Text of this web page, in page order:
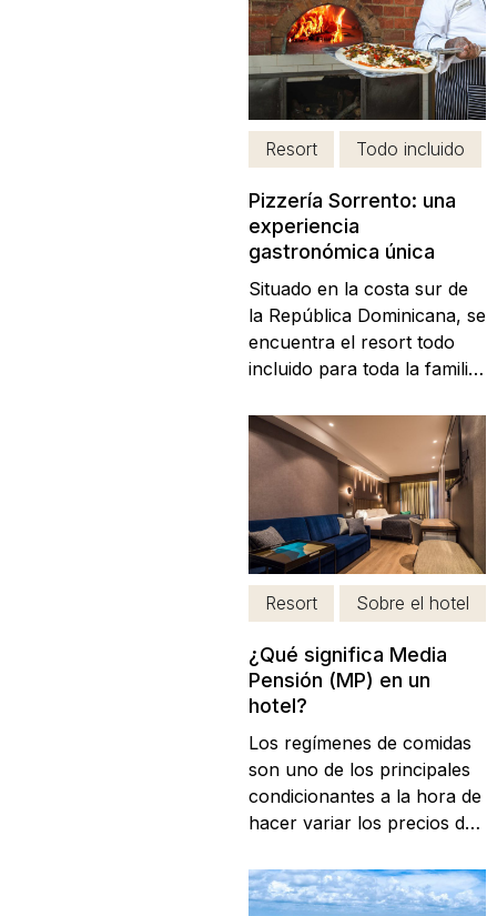
tecnología de dron FPV de
última generación, estos
videos inmersivos te
llevarán en un
impresionante recorrido
aéreo por cada uno de
Resort Todo incluido
Pizzería Sorrento: una
experiencia
gastronómica única
Situado en la costa sur de
la República Dominicana, se
encuentra el resort todo
incluido para toda la familia:
se caracteriza por sus
aguas cristalinas de color
turquesa, su arquitectura
colonial, la exuberancia de
sus jardines,
entretenimiento y la
impresionante oferta
gastronómica. Entre...
Resort Sobre el hotel
¿Qué significa Media
Pensión (MP) en un
hotel?
Los regímenes de comidas
son uno de los principales
condicionantes a la hora de
hacer variar los precios de
Si has llegado hasta aquí
seguramente sea por